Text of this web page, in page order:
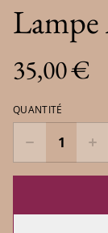
35,00 €
QUANTITÉ